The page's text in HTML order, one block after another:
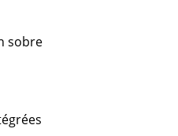
sobre